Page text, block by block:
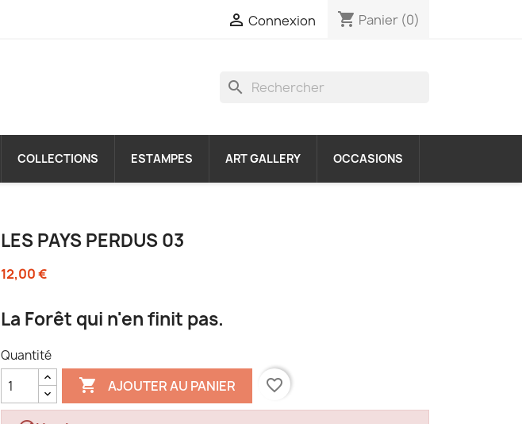
 Connexion shopping_cart Panier (0)
search
COLLECTIONS ESTAMPES ART GALLERY OCCASIONS
LES PAYS PERDUS 03
12,00 €
La Forêt qui n'en finit pas.
Quantité
 AJOUTER AU PANIER favorite_border